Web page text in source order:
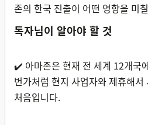
존의 한국 진출이 어떤 영향을 미
독자님이 알아야 할 것
✔️ 아마존은 현재 전 세계 12개국
번가처럼 현지 사업자와 제휴해
처음입니다.